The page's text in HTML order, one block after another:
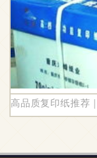
高品质复印纸推荐